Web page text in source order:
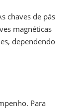
chaves de pás
magnéticas
dependendo
Para